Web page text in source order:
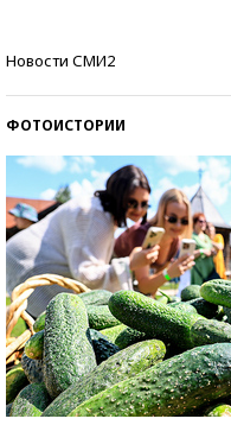
Новости СМИ2
ФОТОИСТОРИИ